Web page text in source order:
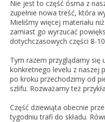
Nie jest to część ósma z
zupełnie nowa treść, która
Mieliśmy więcej materiału
zamiast go wyrzucać
dotychczasowych części 8-
Tym razem przyglądamy się
konkretnego levelu z naszej
po kroku przechodzimy od
szlifu. Rozważamy też
Część dziewiąta obecnie
tygodniu trafi do składu.